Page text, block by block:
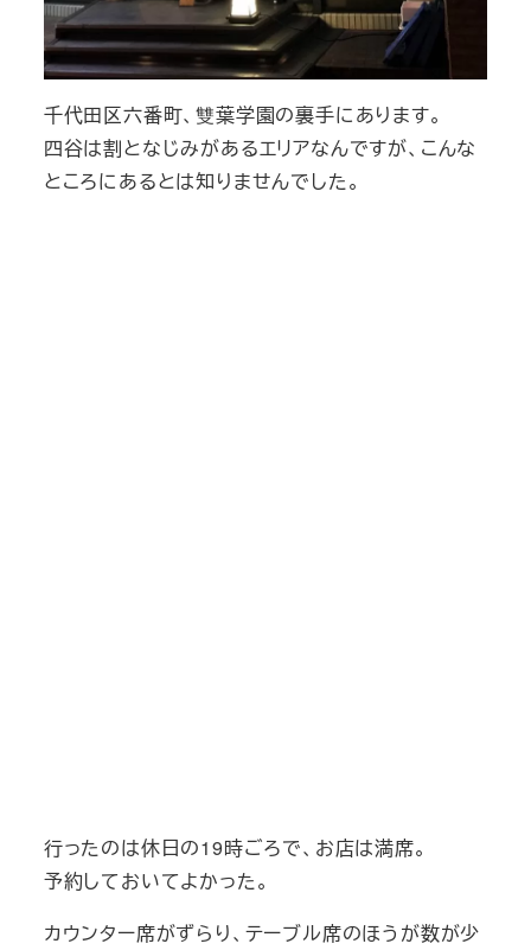
千代田区六番町、雙葉学園の裏手にあります。
四谷は割となじみがあるエリアなんですが、こんな
ところにあるとは知りませんでした。
行ったのは休日の19時ごろで、お店は満席。
予約しておいてよかった。
カウンター席がずらり、テーブル席のほうが数が少